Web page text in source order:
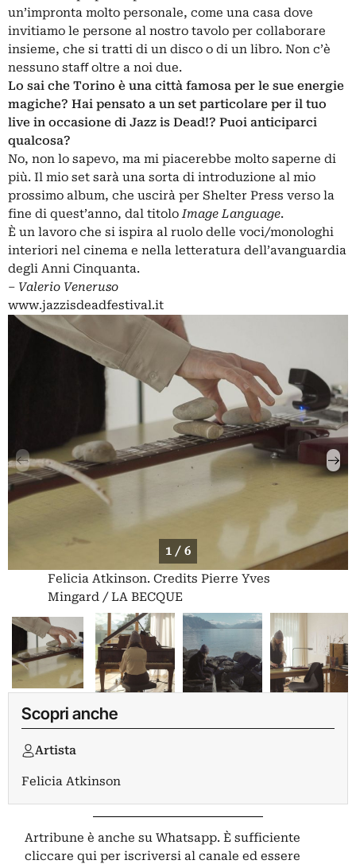
un’impronta molto personale, come una casa dove
invitiamo le persone al nostro tavolo per collaborare
insieme, che si tratti di un disco o di un libro. Non c’è
nessuno staﬀ oltre a noi due.
Lo sai che Torino è una città famosa per le sue energie
magiche? Hai pensato a un set particolare per il tuo
live in occasione di Jazz is Dead!? Puoi anticiparci
qualcosa?
No, non lo sapevo, ma mi piacerebbe molto saperne di
più. Il mio set sarà una sorta di introduzione al mio
prossimo album, che uscirà per Shelter Press verso la
fine di quest’anno, dal titoloImage Language.
È un lavoro che si ispira al ruolo delle voci/monologhi
interiori nel cinema e nella letteratura dell’avanguardia
degli Anni Cinquanta.
‒ Valerio Veneruso
www.jazzisdeadfestival.it
1 / 6
Felicia Atkinson. Credits Pierre Yves
Mingard / LA BECQUE
Scopri anche
Artista
Felicia Atkinson
Artribune è anche su Whatsapp. È sufficiente
cliccare qui per iscriversi al canale ed essere